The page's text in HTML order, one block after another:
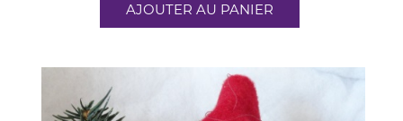
AJOUTER AU PANIER